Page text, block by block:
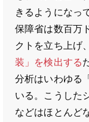
きるようになっ
保障省は数百万
クトを立ち上げ
装」を検出する
分析はいわゆる
いる。こうした
などはほとんど